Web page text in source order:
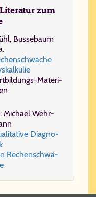
zum
Bus­se­baum
​Ma­te­ri­
Mi­cha­el Wehr­
Dia­gno­
Re­chen­schwä­